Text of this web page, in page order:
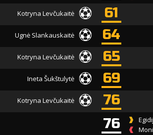
Kotryna Levčukaitė 61
Ugnė Slankauskaitė 64
Kotryna Levčukaitė 65
Ineta Šukštulytė 69
Kotryna Levčukaitė
76
76